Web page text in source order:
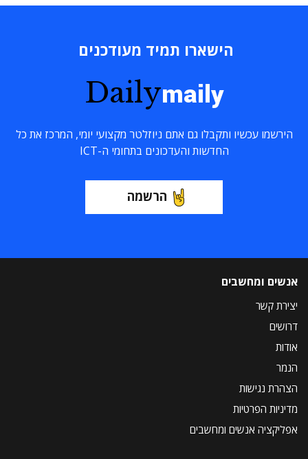
הישארו תמיד מעודכנים
Dailymaily
הירשמו עכשיו ותקבלו גם אתם ניוזלטר מקצועי יומי, המרכז את כל
החדשות והעדכונים בתחומי ה-ICT
הרשמה
אנשים ומחשבים
יצירת קשר
דרושים
אודות
הנמר
הצהרת נגישות
מדיניות הפרטיות
אפליקציה אנשים ומחשבים